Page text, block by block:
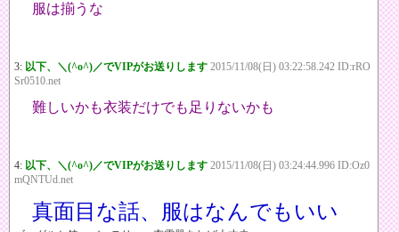
服は揃うな
3: 以下、＼(^o^)／でVIPがお送りします 2015/11/08(日) 03:22:58.242 ID:rRO
Sr0510.net
難しいかも衣装だけでも足りないかも
4: 以下、＼(^o^)／でVIPがお送りします 2015/11/08(日) 03:24:44.996 ID:Oz0
mQNTUd.net
真面目な話、服はなんでもいい